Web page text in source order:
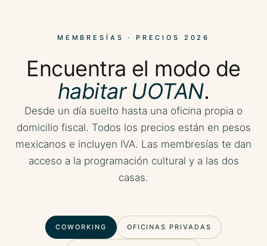
MEMBRESÍAS · PRECIOS 2026
Encuentra el modo de
habitar UOTAN.
Desde un día suelto hasta una oficina propia o
domicilio fiscal. Todos los precios están en pesos
mexicanos e incluyen IVA. Las membresías te dan
acceso a la programación cultural y a las dos
casas.
COWORKING OFICINAS PRIVADAS